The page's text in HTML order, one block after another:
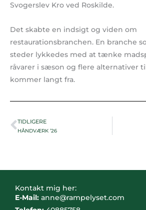
Svogerslev Kro ved Roskilde.
Det skabte en indsigt og viden om
restaurationsbranchen. En branche
steder lykkedes med at tænke
råvarer i sæson og flere alternativer
kommer langt fra.
Prev
TIDLIGERE
HÅNDVÆRK ’26
Kontakt mig her:
E-Mail: anne@rampelyset.com